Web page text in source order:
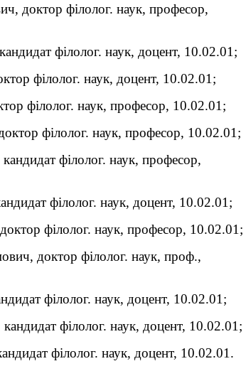
доктор філолог. наук, професор,
філолог. наук, доцент, 10.02.01;
філолог. наук, доцент, 10.02.01;
філолог. наук, професор, 10.02.01;
філолог. наук, професор, 10.02.01;
філолог. наук, професор,
філолог. наук, доцент, 10.02.01;
філолог. наук, професор, 10.02.01;
доктор філолог. наук, проф.,
філолог. наук, доцент, 10.02.01;
філолог. наук, доцент, 10.02.01;
філолог. наук, доцент, 10.02.01.